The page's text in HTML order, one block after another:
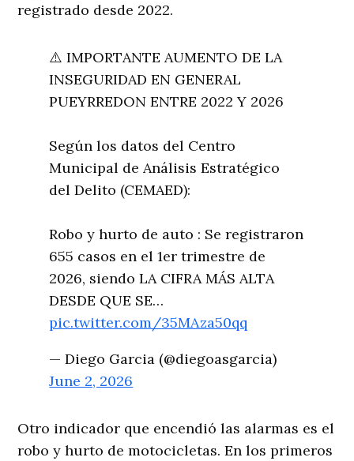
registrado desde 2022.
⚠️ IMPORTANTE AUMENTO DE LA
INSEGURIDAD EN GENERAL
PUEYRREDON ENTRE 2022 Y 2026
Según los datos del Centro
Municipal de Análisis Estratégico
del Delito (CEMAED):
Robo y hurto de auto : Se registraron
655 casos en el 1er trimestre de
2026, siendo LA CIFRA MÁS ALTA
DESDE QUE SE…
pic.twitter.com/35MAza50qq
— Diego Garcia (@diegoasgarcia)
June 2, 2026
Otro indicador que encendió las alarmas es el
robo y hurto de motocicletas. En los primeros